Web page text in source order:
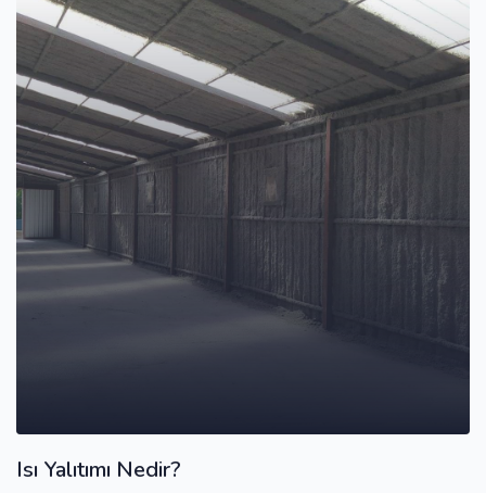
Isı Yalıtımı Nedir?